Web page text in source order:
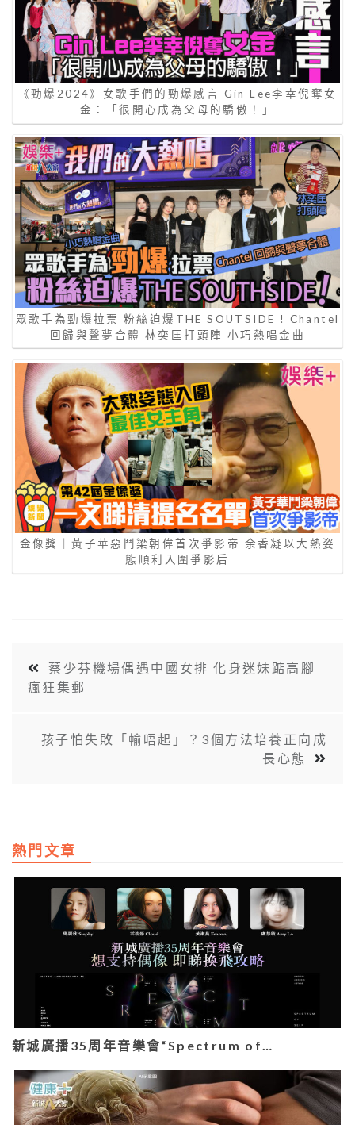
《勁爆2024》女歌手們的勁爆感言 Gin Lee李幸倪奪女
金：「很開心成為父母的驕傲！」
眾歌手為勁爆拉票 粉絲迫爆THE SOUTSIDE ! Chantel
回歸與聲夢合體 林奕匡打頭陣 小巧熱唱金曲
金像獎｜黃子華惡鬥梁朝偉首次爭影帝 余香凝以大熱姿
態順利入圍爭影后
蔡少芬機場偶遇中國女排 化身迷妹踮高腳
瘋狂集郵
孩子怕失敗「輸唔起」？3個方法培養正向成
長心態
熱門文章
新城廣播35周年音樂會“Spectrum of…